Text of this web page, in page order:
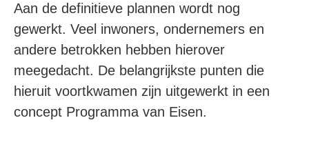
Aan de definitieve plannen wordt nog
gewerkt. Veel inwoners, ondernemers en
andere betrokken hebben hierover
meegedacht. De belangrijkste punten die
hieruit voortkwamen zijn uitgewerkt in een
concept Programma van Eisen.